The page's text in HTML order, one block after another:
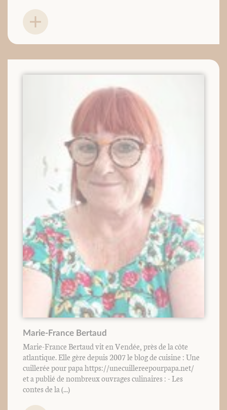
Marie-France Bertaud
Marie-France Bertaud vit en Vendée, près de la côte
atlantique. Elle gère depuis 2007 le blog de cuisine : Une
cuillerée pour papa https://unecuillereepourpapa.net/
et a publié de nombreux ouvrages culinaires : - Les
contes de la (...)